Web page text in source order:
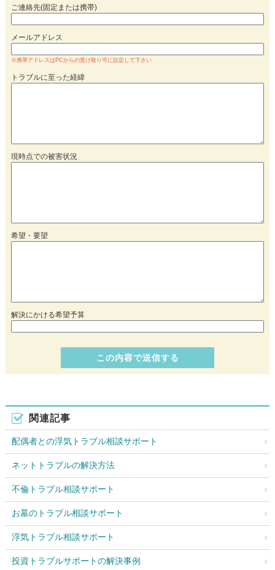
ご連絡先(固定または携帯)
メールアドレス
※携帯アドレスはPCからの受け取り可に設定して下さい
トラブルに至った経緯
現時点での被害状況
希望・要望
解決にかける希望予算
関連記事
配偶者との浮気トラブル相談サポート
ネットトラブルの解決方法
不倫トラブル相談サポート
お墓のトラブル相談サポート
浮気トラブル相談サポート
投資トラブルサポートの解決事例